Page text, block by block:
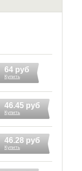
64 руб
Купить
46.45 руб
Купить
46.28 руб
Купить